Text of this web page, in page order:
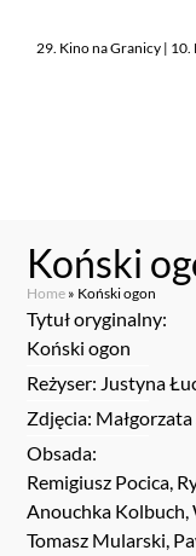
29. Kino na Granicy |
Koński
Home » Koński ogon
Tytuł oryginalny:
Koński ogon
Reżyser: Justyna
Zdjęcia: Małgorzata
Obsada:
Remigiusz Pocica,
Anouchka Kolbuch,
Tomasz Mularski,